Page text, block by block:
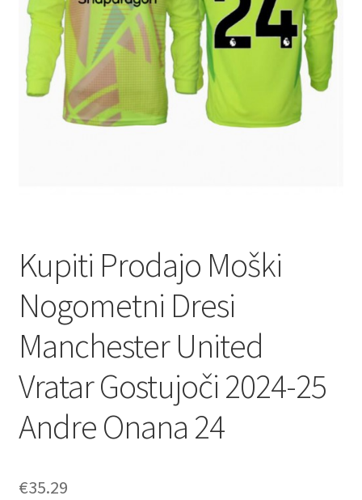
Zaključek nakupa
Kupiti Prodajo Moški
Nogometni Dresi
Manchester United
Vratar Gostujoči 2024-25
Andre Onana 24
€35.29